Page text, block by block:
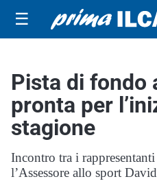
☰
Pista di fondo
pronta per
stagione
Incontro tra i
l’Assessore allo sport